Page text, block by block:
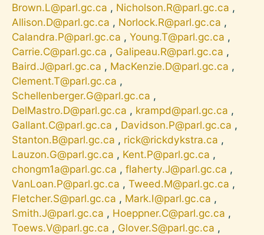
Brown.L@parl.gc.ca , Nicholson.R@parl.gc.ca ,
Allison.D@parl.gc.ca , Norlock.R@parl.gc.ca ,
Calandra.P@parl.gc.ca , Young.T@parl.gc.ca ,
Carrie.C@parl.gc.ca , Galipeau.R@parl.gc.ca ,
Baird.J@parl.gc.ca , MacKenzie.D@parl.gc.ca ,
Clement.T@parl.gc.ca ,
Schellenberger.G@parl.gc.ca ,
DelMastro.D@parl.gc.ca , krampd@parl.gc.ca ,
Gallant.C@parl.gc.ca , Davidson.P@parl.gc.ca ,
Stanton.B@parl.gc.ca , rick@rickdykstra.ca ,
Lauzon.G@parl.gc.ca , Kent.P@parl.gc.ca ,
chongm1a@parl.gc.ca , flaherty.J@parl.gc.ca ,
VanLoan.P@parl.gc.ca , Tweed.M@parl.gc.ca ,
Fletcher.S@parl.gc.ca , Mark.I@parl.gc.ca ,
Smith.J@parl.gc.ca , Hoeppner.C@parl.gc.ca ,
Toews.V@parl.gc.ca , Glover.S@parl.gc.ca ,